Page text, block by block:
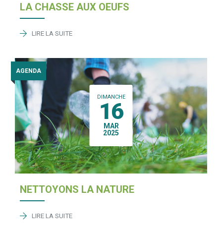
LA CHASSE AUX OEUFS
LIRE LA SUITE
DIMANCHE
16
MAR
2025
AGENDA
NETTOYONS LA NATURE
LIRE LA SUITE